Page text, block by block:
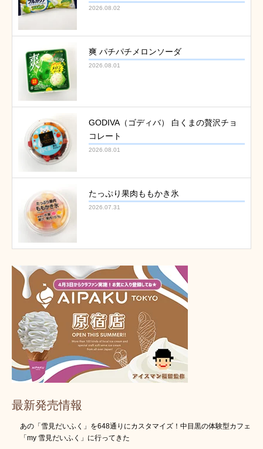
2026.08.02
爽 パチパチメロンソーダ
2026.08.01
GODIVA（ゴディバ） 白くまの贅沢チョ
コレート
2026.08.01
たっぷり果肉ももかき氷
2026.07.31
最新発売情報
あの「雪見だいふく」を648通りにカスタマイズ！中目黒の体験型カフェ
「my 雪見だいふく」に行ってきた